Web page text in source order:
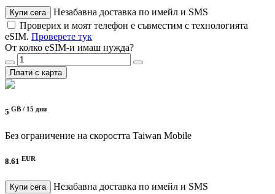
Купи сега
Незабавна доставка по имейл и SMS
Проверих и моят телефон е съвместим с технологията
eSIM. Проверете тук
От колко eSIM-и имаш нужда?
Плати с карта
5 GB / 15 дни
Без ограничение на скоростта Taiwan Mobile
8.61 EUR
Купи сега
Незабавна доставка по имейл и SMS